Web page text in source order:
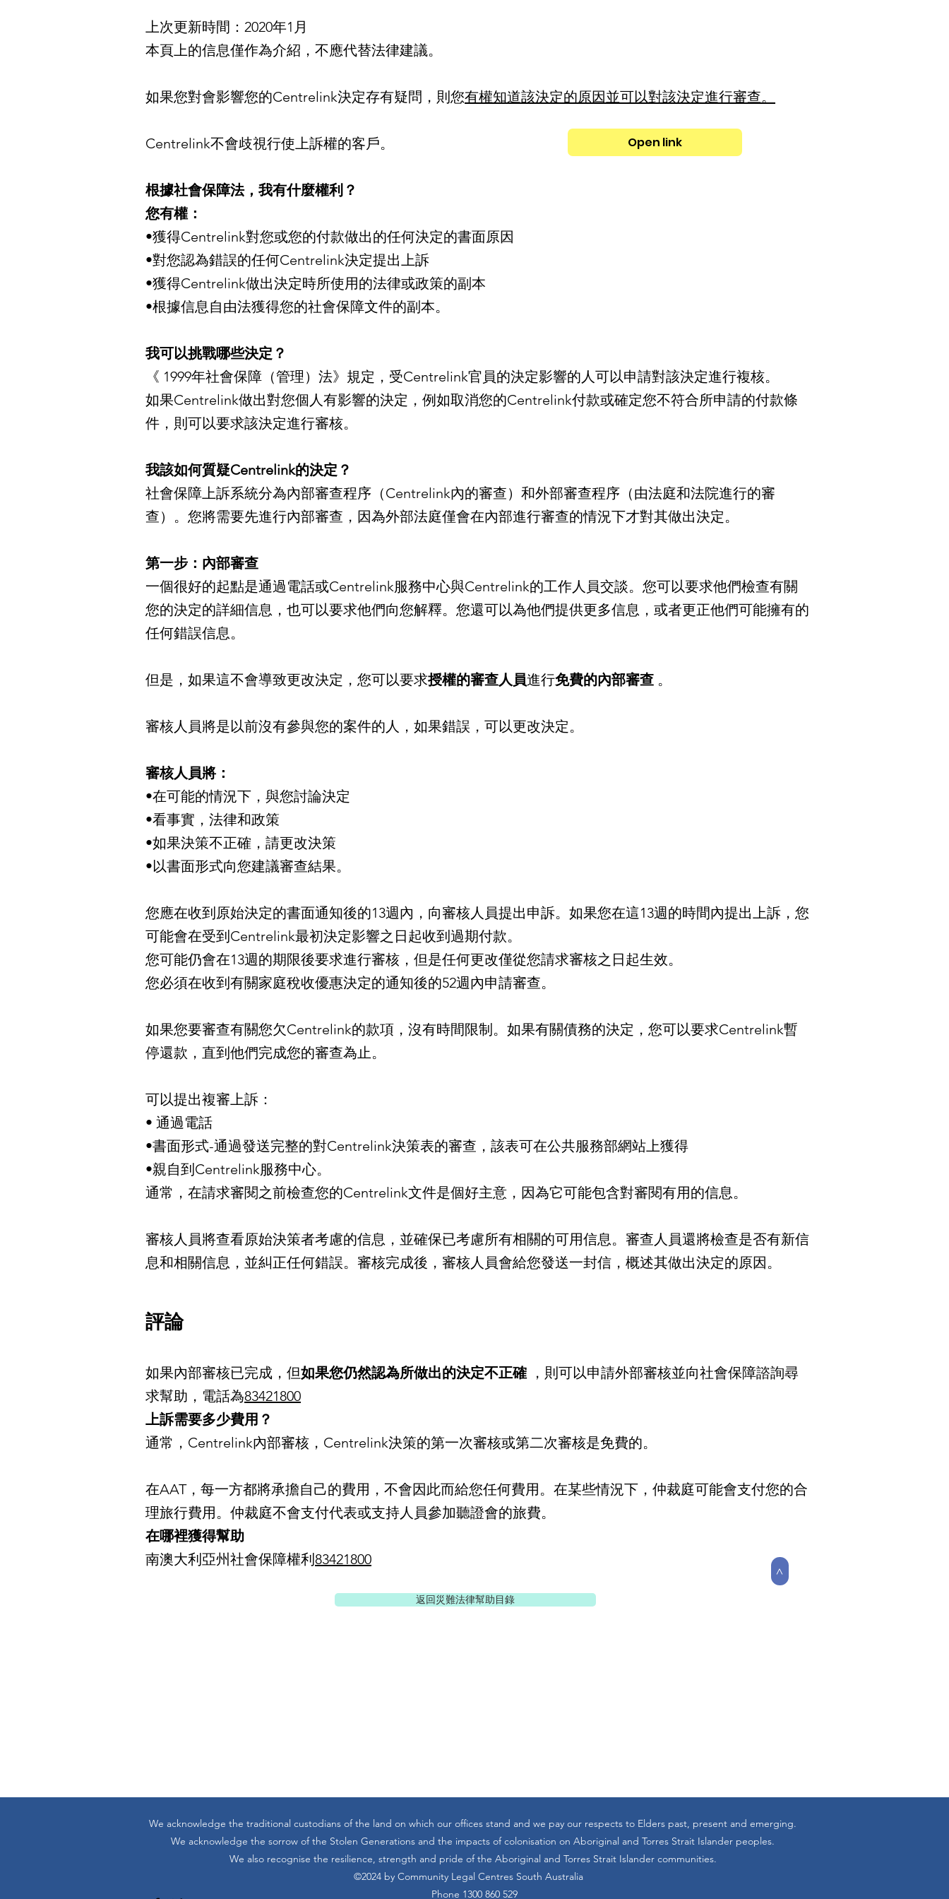
上次更新時間：2020年1月
本頁上的信息僅作為介紹，不應代替法律建議。
如果您對會影響您的Centrelink決定存有疑問，則您有權知道該決定的原因並可以對該決定進行審查。
Centrelink不會歧視行使上訴權的客戶。
根據社會保障法，我有什麼權利？
您有權：
•獲得Centrelink對您或您的付款做出的任何決定的書面原因
•對您認為錯誤的任何Centrelink決定提出上訴
•獲得Centrelink做出決定時所使用的法律或政策的副本
•根據信息自由法獲得您的社會保障文件的副本。
我可以挑戰哪些決定？
《 1999年社會保障（管理）法》規定，受Centrelink官員的決定影響的人可以申請對該決定進行複核。
如果Centrelink做出對您個人有影響的決定，例如取消您的Centrelink付款或確定您不符合所申請的付款條
件，則可以要求該決定進行審核。
我該如何質疑Centrelink的決定？
社會保障上訴系統分為內部審查程序（Centrelink內的審查）和外部審查程序（由法庭和法院進行的審
查）。您將需要先進行內部審查，因為外部法庭僅會在內部進行審查的情況下才對其做出決定。
第一步：內部審查
一個很好的起點是通過電話或Centrelink服務中心與Centrelink的工作人員交談。您可以要求他們檢查有關
您的決定的詳細信息，也可以要求他們向您解釋。您還可以為他們提供更多信息，或者更正他們可能擁有的
任何錯誤信息。
但是，如果這不會導致更改決定，您可以要求授權的審查人員進行免費的內部審查 。
審核人員將是以前沒有參與您的案件的人，如果錯誤，可以更改決定。
審核人員將：
•在可能的情況下，與您討論決定
•看事實，法律和政策
•如果決策不正確，請更改決策
•以書面形式向您建議審查結果。
您應在收到原始決定的書面通知後的13週內，向審核人員提出申訴。如果您在這13週的時間內提出上訴，您
可能會在受到Centrelink最初決定影響之日起收到過期付款。
您可能仍會在13週的期限後要求進行審核，但是任何更改僅從您請求審核之日起生效。
您必須在收到有關家庭稅收優惠決定的通知後的52週內申請審查。
如果您要審查有關您欠Centrelink的款項，沒有時間限制。如果有關債務的決定，您可以要求Centrelink暫
停還款，直到他們完成您的審查為止。
可以提出複審上訴：
• 通過電話
•書面形式-通過發送完整的對Centrelink決策表的審查，該表可在公共服務部網站上獲得
•親自到Centrelink服務中心。
通常，在請求審閱之前檢查您的Centrelink文件是個好主意，因為它可能包含對審閱有用的信息。
審核人員將查看原始決策者考慮的信息，並確保已考慮所有相關的可用信息。審查人員還將檢查是否有新信
息和相關信息，並糾正任何錯誤。審核完成後，審核人員會給您發送一封信，概述其做出決定的原因。
評論
如果內部審核已完成，但如果您仍然認為所做出的決定不正確 ，則可以申請外部審核並向社會保障諮詢尋
求幫助，電話為83421800
上訴需要多少費用？
通常，Centrelink內部審核，Centrelink決策的第一次審核或第二次審核是免費的。
在AAT，每一方都將承擔自己的費用，不會因此而給您任何費用。在某些情況下，仲裁庭可能會支付您的合
理旅行費用。仲裁庭不會支付代表或支持人員參加聽證會的旅費。
在哪裡獲得幫助
南澳大利亞州社會保障權利83421800
返回災難法律幫助目錄
>
Open link
We acknowledge the traditional custodians of the land on which our offices stand and we pay our respects to Elders past, present and emerging.
We acknowledge the sorrow of the Stolen Generations and the impacts of colonisation on Aboriginal and Torres Strait Islander peoples.
We also recognise the resilience, strength and pride of the Aboriginal and Torres Strait Islander communities.
©2024 by Community Legal Centres South Australia
Phone 1300 860 529